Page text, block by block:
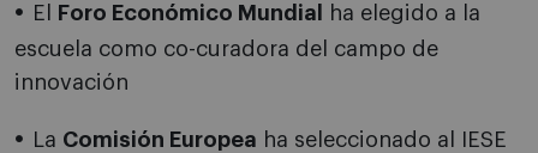
El Foro Económico Mundial
ha elegido a la
escuela como co-curadora del campo de
innovación
La Comisión Europea ha seleccionado al IESE